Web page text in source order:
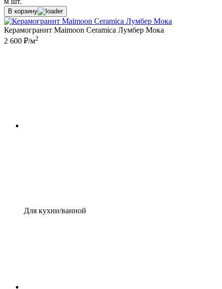
В корзину
Керамогранит Maimoon Ceramica Лумбер Мока
2 600 ₽/м2
Для кухни/ванной